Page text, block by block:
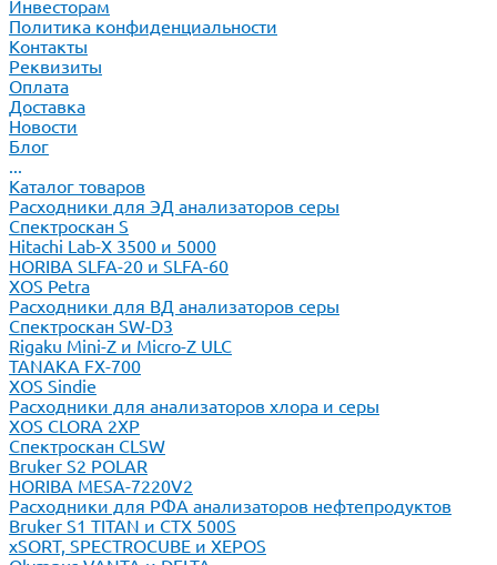
Инвесторам
Политика конфиденциальности
Контакты
Реквизиты
Оплата
Доставка
Новости
Блог
...
Каталог товаров
Расходники для ЭД анализаторов серы
Спектроскан S
Hitachi Lab-X 3500 и 5000
HORIBA SLFA-20 и SLFA-60
XOS Petra
Расходники для ВД анализаторов серы
Спектроскан SW-D3
Rigaku Mini-Z и Micro-Z ULC
TANAKA FX-700
XOS Sindie
Расходники для анализаторов хлора и серы
XOS CLORA 2XP
Спектроскан CLSW
Bruker S2 POLAR
HORIBA MESA-7220V2
Расходники для РФА анализаторов нефтепродуктов
Bruker S1 TITAN и CTX 500S
xSORT, SPECTROCUBE и XEPOS